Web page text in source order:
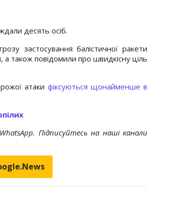
десять осіб.
застосування балістичної ракети
а також повідомили про швидкісну ціль
атаки фіксуються щонайменше в
Підписуйтесь на наші канали